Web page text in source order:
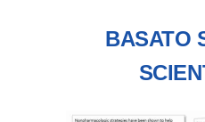
BASATO